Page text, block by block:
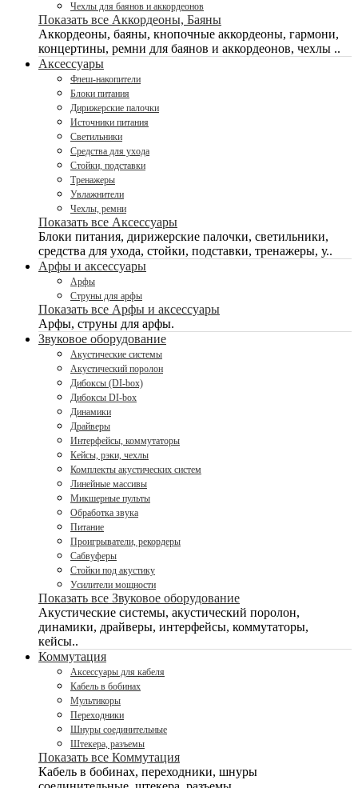
Чехлы для баянов и аккордеонов
Показать все Аккордеоны, Баяны
Аккордеоны, баяны, кнопочные аккордеоны, гармони,
концертины, ремни для баянов и аккордеонов, чехлы ..
Аксессуары
Флеш-накопители
Блоки питания
Дирижерские палочки
Источники питания
Светильники
Средства для ухода
Стойки, подставки
Тренажеры
Увлажнители
Чехлы, ремни
Показать все Аксессуары
Блоки питания, дирижерские палочки, светильники,
средства для ухода, стойки, подставки, тренажеры, у..
Арфы и аксессуары
Арфы
Струны для арфы
Показать все Арфы и аксессуары
Арфы, струны для арфы.
Звуковое оборудование
Акустические системы
Акустический поролон
Дибоксы (DI-box)
Дибоксы DI-box
Динамики
Драйверы
Интерфейсы, коммутаторы
Кейсы, рэки, чехлы
Комплекты акустических систем
Линейные массивы
Микшерные пульты
Обработка звука
Питание
Проигрыватели, рекордеры
Сабвуферы
Стойки под акустику
Усилители мощности
Показать все Звуковое оборудование
Акустические системы, акустический поролон,
динамики, драйверы, интерфейсы, коммутаторы,
кейсы..
Коммутация
Аксессуары для кабеля
Кабель в бобинах
Мультикоры
Переходники
Шнуры соединительные
Штекера, разъемы
Показать все Коммутация
Кабель в бобинах, переходники, шнуры